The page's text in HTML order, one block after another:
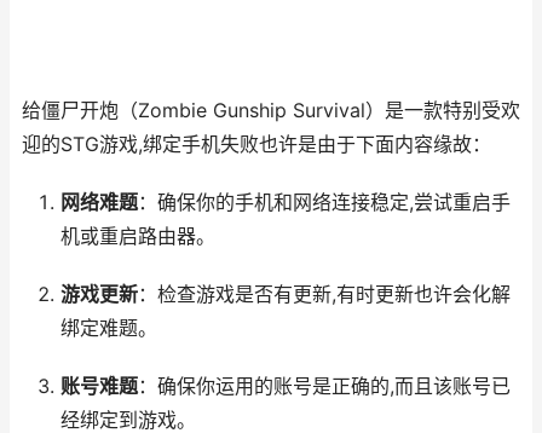
给僵尸开炮（Zombie Gunship Survival）是一款特别受欢
迎的STG游戏,绑定手机失败也许是由于下面内容缘故：
网络难题：确保你的手机和网络连接稳定,尝试重启手
机或重启路由器。
游戏更新：检查游戏是否有更新,有时更新也许会化解
绑定难题。
账号难题：确保你运用的账号是正确的,而且该账号已
经绑定到游戏。